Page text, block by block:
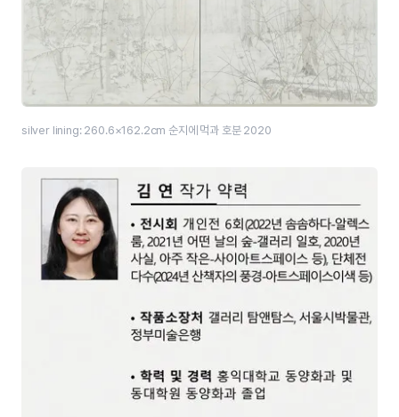
silver lining: 260.6×162.2cm 순지에 먹과 호분 2020